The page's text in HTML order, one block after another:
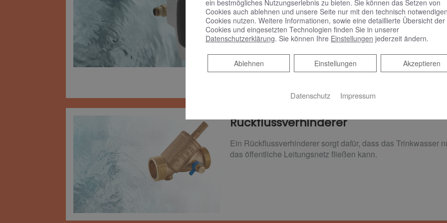
durchaus ein Problem dar. Sobald es im öffentlichen Netz
Rohrspülung durch den Versorger kommt, können Sand
Wasserfilter halten im Trinkwasser mitgeführte Partikel wie
Rostteilchen zurück und schützen somit die gesamte
Verunreinigung.Gemäß der Trinkwasserverordnung muss in
nach dem Wasserzähler ein Schutzfilter eingebaut sein. Ist
regelmäßige Wartung oftmals außer Acht gelassen. Die
Rückflussverhinderer​
Ein Rückflussverhinderer sorgt dafür, dass das Trinkwasser
das öffentliche Leitungsnetz fließen kann.
ein bestmögliches Nutzungserlebnis zu bieten. Sie können das Setzen von
Cookies auch ablehnen und unsere Seite nur mit den technisch notwendigen
Cookies nutzen. Weitere Informationen, sowie eine detaillierte Übersicht der
Cookies und eingesetzten Technologien finden Sie in unserer
Datenschutzerklärung. Sie können Ihre Einstellungen jederzeit ändern.
Akzeptieren
Einstellungen
Ablehnen
Ablehnen
Datenschutz Impressum